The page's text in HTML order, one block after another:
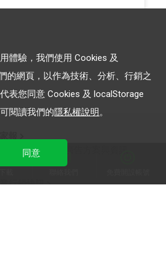
提供LINE最新的廣告方案與資訊
行銷快訊
體驗，我們使用 Cookies 及
的網頁，以作為技術、分析、行銷之
表您同意 Cookies 及 localStorage
閱讀我們的隱私權說明。
同意